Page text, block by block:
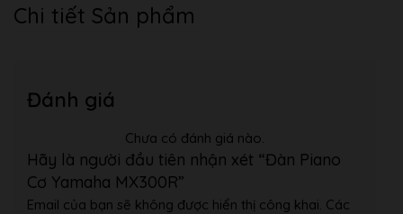
Bảo hành 05 Năm
Chi tiết Sản phẩm
Đánh giá
Chưa có đánh giá nào.
Hãy là người đầu tiên nhận xét “Đàn Piano
Cơ Yamaha MX300R”
Email của bạn sẽ không được hiển thị công khai. Các